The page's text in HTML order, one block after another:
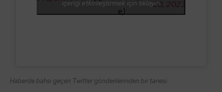
e)
30, 2023
içeriği etkinleştirmek için tıklayın
Haberde bahsi geçen Twitter gönderilerinden bir tanesi.